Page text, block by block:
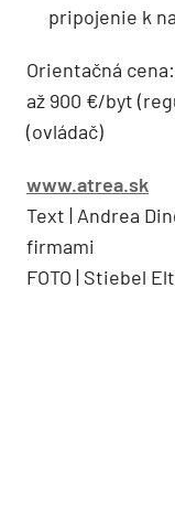
pripojenie k
Orientačná
až 900 €/byt
(ovládač)
www.atrea.sk
Text | Andrea
firmami
FOTO | Stiebel